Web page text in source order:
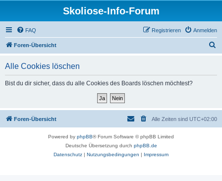
Skoliose-Info-Forum
FAQ Anmelden
Registrieren
Foren-Übersicht
Alle Cookies löschen
Bist du dir sicher, dass du alle Cookies des Boards löschen möchtest?
Foren-Übersicht Alle Zeiten sind UTC+02:00
Powered by phpBB® Forum Software © phpBB Limited
Deutsche Übersetzung durch phpBB.de
Datenschutz | Nutzungsbedingungen | Impressum